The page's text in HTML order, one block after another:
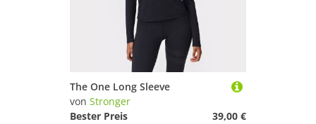
The One Long Sleeve
von Stronger
Bester Preis
39,00 €